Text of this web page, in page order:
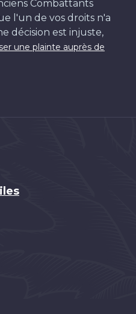
Combattants
l'un de vos droits n'a
décision est injuste,
une plainte auprès de